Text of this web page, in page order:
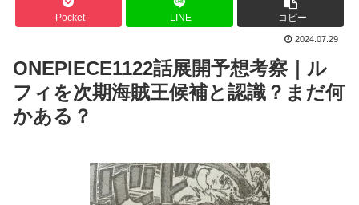
Pocket LINE コピー
2024.07.29
ONEPIECE1122話展開予想考察｜ル
フィを次期海賊王候補と認識？まだ何
かある？